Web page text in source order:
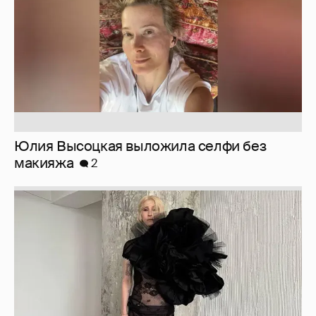
Журналистка Сулим примерила новый